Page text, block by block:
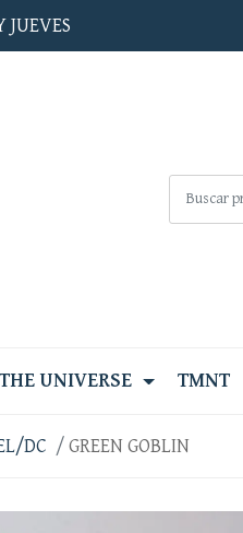
JUEVES
UNIVERSE TMNT
DC GREEN GOBLIN